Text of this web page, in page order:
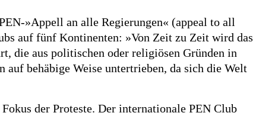
»Appell an alle Regierungen« (appeal to all
auf fünf Kontinenten: »Von Zeit zu Zeit wird das
die aus politischen oder religiösen Gründen in
behäbige Weise untertrieben, da sich die Welt
der Proteste. Der internationale PEN Club